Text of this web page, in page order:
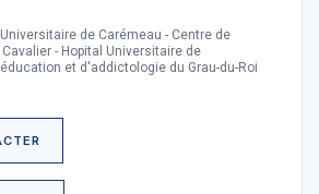
de Carémeau - Centre de
- Hopital Universitaire de
et d'addictologie du Grau-du-Roi